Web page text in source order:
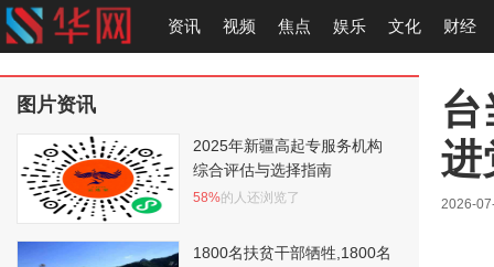
资讯 视频 焦点 娱乐 文化 财经
进
2026-
图片资讯
2025年新疆高起专服务机构
综合评估与选择指南
58%的人还浏览了
1800名扶贫干部牺牲,1800名